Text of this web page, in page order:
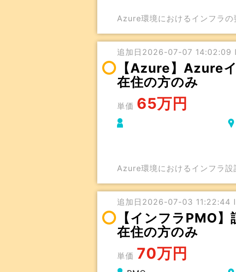
Azure環境におけるインフラの
追加日2026-07-07 14:02:09
【Azure】Azure
在住の方のみ
単価 65万円
Azure環境におけるインフラ
追加日2026-07-03 11:22:44
【インフラPMO
在住の方のみ
単価 70万円